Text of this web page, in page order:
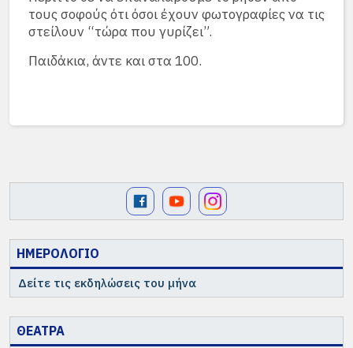
ΗΜΕΡΟΛΟΓΙΟ
Δείτε τις εκδηλώσεις του μήνα
ΘΕΑΤΡΑ
τους σοφούς ότι όσοι έχουν φωτογραφίες να τις
στείλουν “τώρα που γυρίζει”.
Παιδάκια, άντε και στα 100.